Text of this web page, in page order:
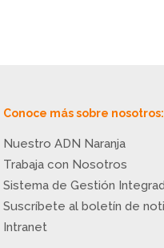
Conoce más sobre nosotros:
Nuestro ADN Naranja
Trabaja con Nosotros
Sistema de Gestión
Suscríbete al boletín de
Intranet